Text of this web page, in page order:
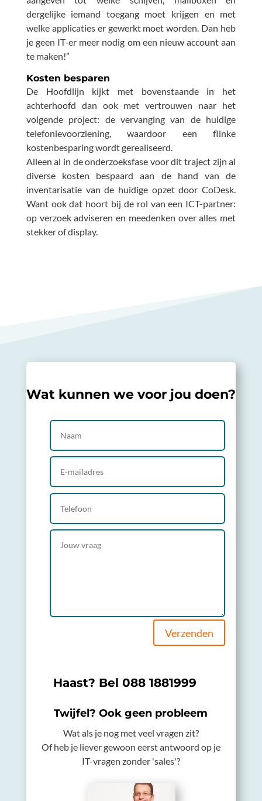
dergelijke iemand toegang moet krijgen en met
welke applicaties er gewerkt moet worden. Dan heb
je geen IT-er meer nodig om een nieuw account aan
te maken!”
Kosten besparen
De Hoofdlijn kijkt met bovenstaande in het
achterhoofd dan ook met vertrouwen naar het
volgende project: de vervanging van de huidige
telefonievoorziening, waardoor een flinke
kostenbesparing wordt gerealiseerd.
Alleen al in de onderzoeksfase voor dit traject zijn al
diverse kosten bespaard aan de hand van de
inventarisatie van de huidige opzet door CoDesk.
Want ook dat hoort bij de rol van een ICT-partner:
op verzoek adviseren en meedenken over alles met
stekker of display.
Wat kunnen we voor jou doen?
Verzenden
Haast? Bel088 1881999
Twijfel? Ook geen probleem
Wat als je nog met veel vragen zit?
Of heb je liever gewoon eerst antwoord op je
IT-vragen zonder 'sales'?